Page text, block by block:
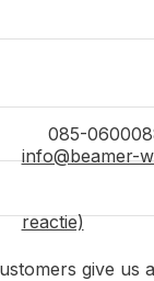
085-
info@beamer-
reactie)
give us a